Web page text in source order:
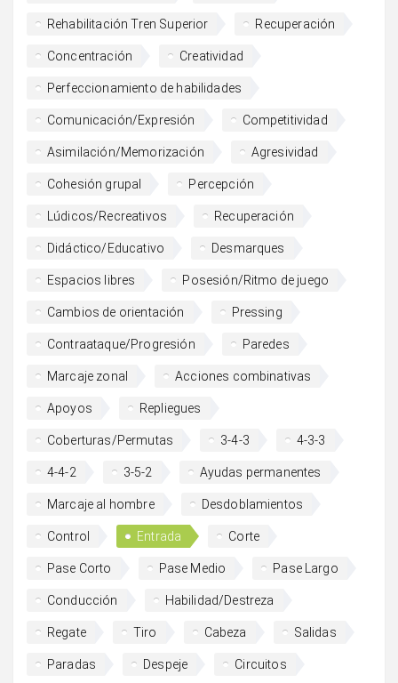
Rehabilitación Tren Superior Recuperación
Concentración Creatividad
Perfeccionamiento de habilidades
Comunicación/Expresión Competitividad
Asimilación/Memorización Agresividad
Cohesión grupal Percepción
Lúdicos/Recreativos Recuperación
Didáctico/Educativo Desmarques
Espacios libres Posesión/Ritmo de juego
Cambios de orientación Pressing
Contraataque/Progresión Paredes
Marcaje zonal Acciones combinativas
Apoyos Repliegues
Coberturas/Permutas 3-4-3 4-3-3
4-4-2 3-5-2 Ayudas permanentes
Marcaje al hombre Desdoblamientos
Control Entrada Corte
Pase Corto Pase Medio Pase Largo
Conducción Habilidad/Destreza
Regate Tiro Cabeza Salidas
Paradas Despeje Circuitos